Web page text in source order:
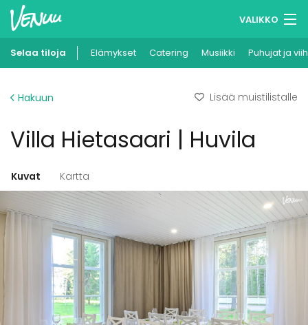
VALIKKO
Muistilistasi
Ilmoita kohteesi
Selaa tiloja Elämykset Catering Musiikki Puhujat ja
Hakuun Lisää muistilistalle
Villa Hietasaari | Huvila
Kuvat Kartta